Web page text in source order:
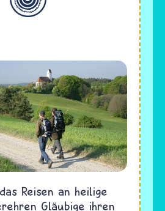
Reisen an heilige
Gläubige ihren